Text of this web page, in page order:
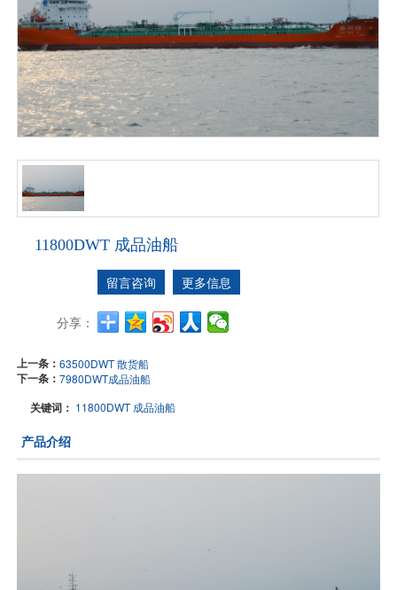
11800DWT 成品油船
留言咨询 更多信息
分享：
上一条：63500DWT 散货船
下一条：7980DWT成品油船
关键词： 11800DWT 成品油船
产品介绍